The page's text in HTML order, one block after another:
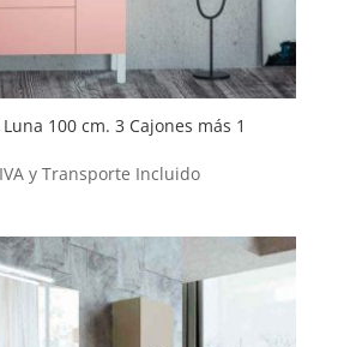
100 cm. 3 Cajones más 1
IVA y Transporte Incluido